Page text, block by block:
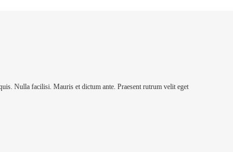
Nulla facilisi. Mauris et dictum ante. Praesent rutrum velit eget